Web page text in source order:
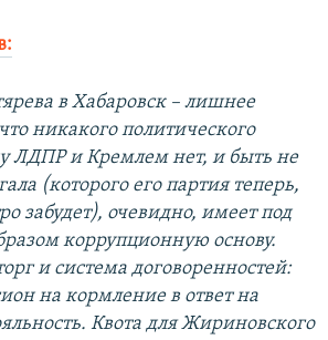
в Хабаровск – лишнее
никакого политического
ЛДПР и Кремлем нет, и быть не
(которого его партия теперь,
забудет), очевидно, имеет под
коррупционную основу.
и система договоренностей:
на кормление в ответ на
Квота для Жириновского